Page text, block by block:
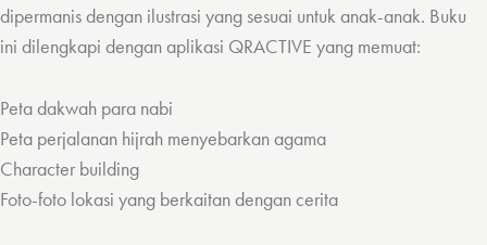
dipermanis dengan ilustrasi yang sesuai untuk anak-anak. Buku
ini dilengkapi dengan aplikasi QRACTIVE yang memuat:
Peta dakwah para nabi
Peta perjalanan hijrah menyebarkan agama
Character building
Foto-foto lokasi yang berkaitan dengan cerita